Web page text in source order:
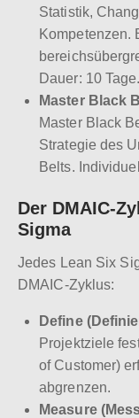
Statistik,
Kompetenzen.
Dauer: 10 Tage.
Master Black
Master Black
Strategie des
Belts.
Der DMAIC-
Sigma
Jedes Lean Six
DMAIC-Zyklus:
Define
Projektziele
of Customer)
abgrenzen.
Measure